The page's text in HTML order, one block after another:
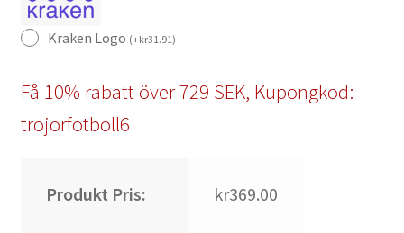
Kraken Logo (+kr31.91)
Få 10% rabatt över 729 SEK, Kupongkod:
trojorfotboll6
Produkt Pris: kr369.00